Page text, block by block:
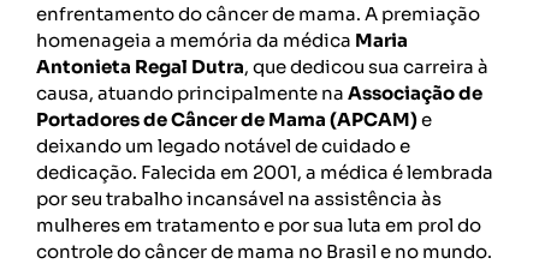
enfrentamento do câncer de mama. A premiação
homenageia a memória da médica Maria
Antonieta Regal Dutra, que dedicou sua carreira à
causa, atuando principalmente na Associação de
Portadores de Câncer de Mama (APCAM)e
deixando um legado notável de cuidado e
dedicação. Falecida em 2001, a médica é lembrada
por seu trabalho incansável na assistência às
mulheres em tratamento e por sua luta em prol do
controle do câncer de mama no Brasil e no mundo.